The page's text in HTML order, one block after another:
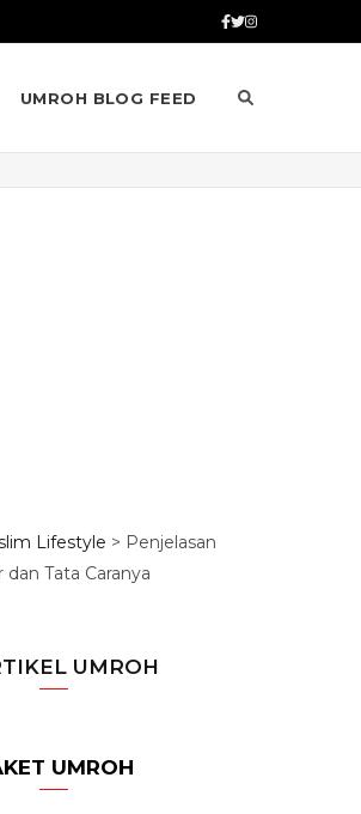
UMROH BLOG FEED
Lifestyle > Penjelasan
Tata Caranya
UMROH
UMROH